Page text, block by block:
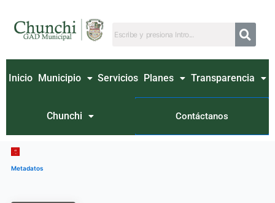
contenido
Inicio Municipio Servicios Planes Transparencia
Chunchi Contáctanos
Metadatos